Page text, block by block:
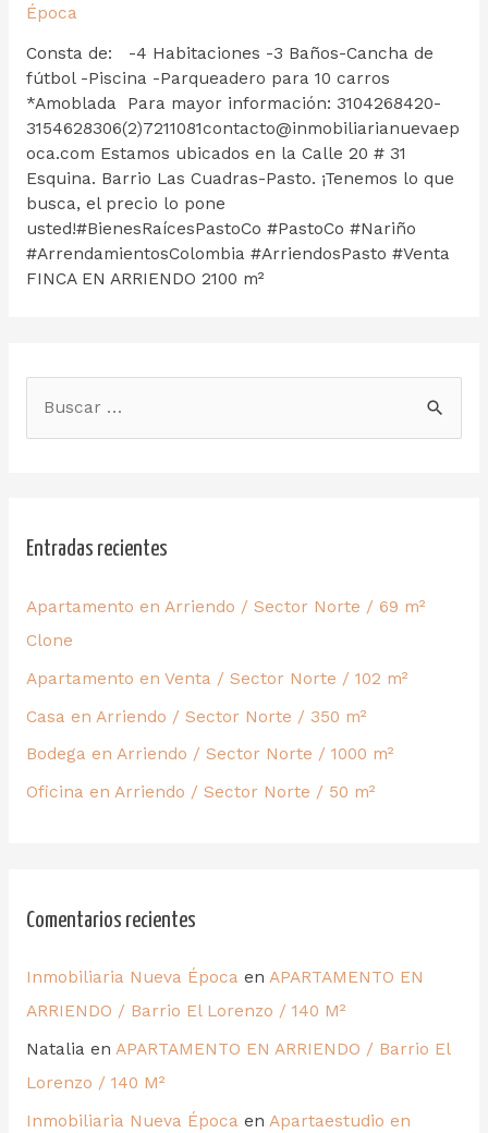
Época
Consta de: -4 Habitaciones -3 Baños-Cancha de
fútbol -Piscina -Parqueadero para 10 carros
*Amoblada Para mayor información: 3104268420-
3154628306(2)7211081contacto@inmobiliarianuevaep
oca.com Estamos ubicados en la Calle 20 # 31
Esquina. Barrio Las Cuadras-Pasto. ¡Tenemos lo que
busca, el precio lo pone
usted!#BienesRaícesPastoCo #PastoCo #Nariño
#ArrendamientosColombia #ArriendosPasto #Venta
FINCA EN ARRIENDO 2100 m²
Entradas recientes
Apartamento en Arriendo / Sector Norte / 69 m²
Clone
Apartamento en Venta / Sector Norte / 102 m²
Casa en Arriendo / Sector Norte / 350 m²
Bodega en Arriendo / Sector Norte / 1000 m²
Oficina en Arriendo / Sector Norte / 50 m²
Comentarios recientes
Inmobiliaria Nueva Época en APARTAMENTO EN
ARRIENDO / Barrio El Lorenzo / 140 M²
Nataliaen APARTAMENTO EN ARRIENDO / Barrio El
Lorenzo / 140 M²
Inmobiliaria Nueva Época en Apartaestudio en